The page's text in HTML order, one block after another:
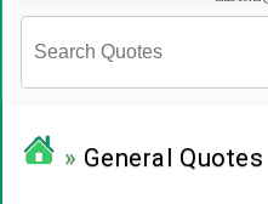
» General Quotes